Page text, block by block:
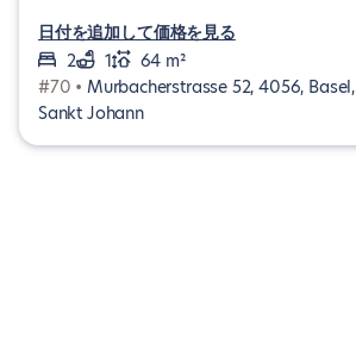
日付を追加して価格を見る
2
1
64 m²
#70 • Murbacherstrasse 52, 4056, Basel,
Sankt Johann